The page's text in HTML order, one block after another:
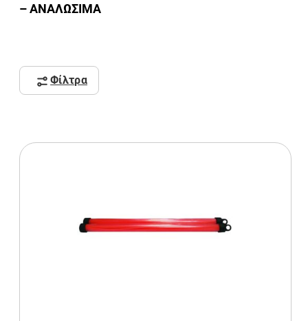
– ΑΝΑΛΩΣΙΜΑ
Φίλτρα